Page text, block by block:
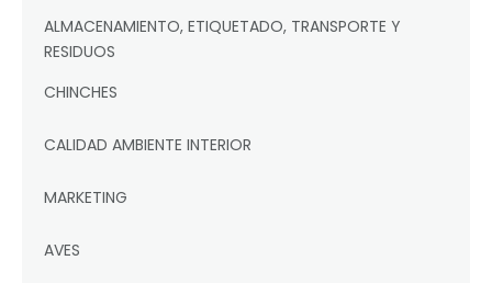
ALMACENAMIENTO, ETIQUETADO, TRANSPORTE Y
RESIDUOS
CHINCHES
CALIDAD AMBIENTE INTERIOR
MARKETING
AVES